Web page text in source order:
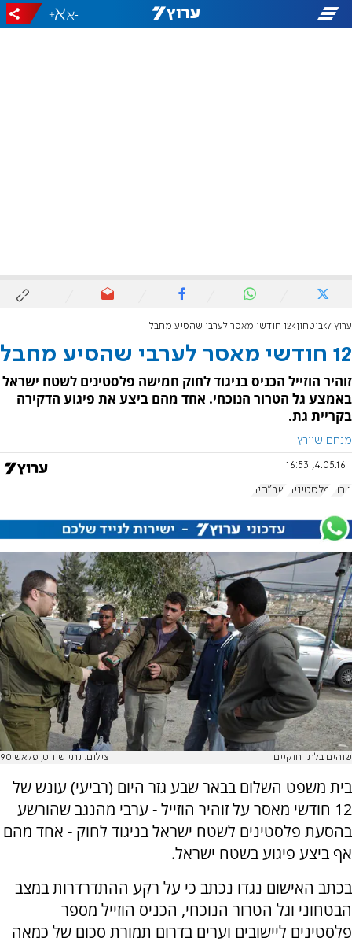
-
+
ערוץ 7 ביטחון 12 חודשי מאסר לערבי שהסיע מחבל
12 חודשי מאסר לערבי שהסיע מחבל
זוהיר הוזייל הכניס בניגוד לחוק חמישה פלסטינים לשטח ישראל
באמצע גל הטרור הנוכחי. אחד מהם ביצע את פיגוע הדקירה
בקריית גת.
מנחם שוורץ
4.05.16, 16:53
טרור פלסטינים שב"חים
שוהים בלתי חוקיים צילום: נתי שוחט, פלאש 90
בית משפט השלום בבאר שבע גזר היום (רביעי) עונש של
12 חודשי מאסר על זוהיר הוזייל - ערבי מהנגב שהורשע
בהסעת פלסטינים לשטח ישראל בניגוד לחוק - אחד מהם
אף ביצע פיגוע בשטח ישראל.
בכתב האישום נגדו נכתב כי על רקע ההתדרדרות במצב
הבטחוני וגל הטרור הנוכחי, הכניס הוזייל מספר
פלסטינים ליישובים וערים בדרום תמורת סכום של כמאה